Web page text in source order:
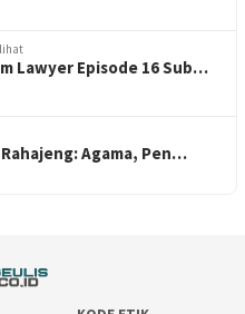
Lawyer Episode 16 Sub…
Agama, Pen…